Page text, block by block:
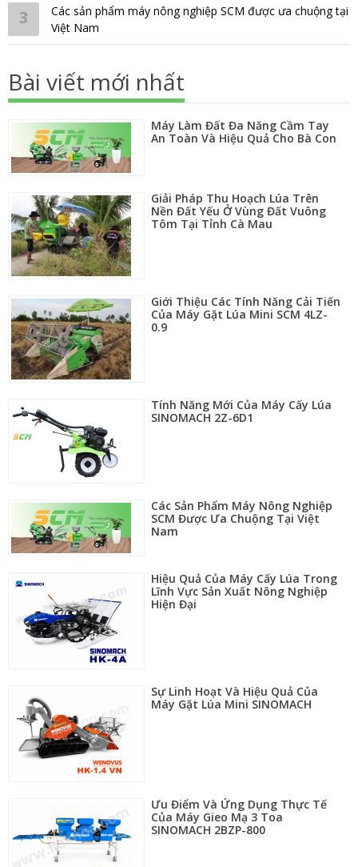
3
Các sản phẩm máy nông nghiệp SCM được ưa chuộng tại
Việt Nam
Bài viết mới nhất
Máy Làm Đất Đa Năng Cầm Tay
An Toàn Và Hiệu Quả Cho Bà Con
Giải Pháp Thu Hoạch Lúa Trên
Nền Đất Yếu Ở Vùng Đất Vuông
Tôm Tại Tỉnh Cà Mau
Giới Thiệu Các Tính Năng Cải Tiến
Của Máy Gặt Lúa Mini SCM 4LZ-
0.9
Tính Năng Mới Của Máy Cấy Lúa
SINOMACH 2Z-6D1
Các Sản Phẩm Máy Nông Nghiệp
SCM Được Ưa Chuộng Tại Việt
Nam
Hiệu Quả Của Máy Cấy Lúa Trong
Lĩnh Vực Sản Xuất Nông Nghiệp
Hiện Đại
Sự Linh Hoạt Và Hiệu Quả Của
Máy Gặt Lúa Mini SINOMACH
Ưu Điểm Và Ứng Dụng Thực Tế
Của Máy Gieo Mạ 3 Toa
SINOMACH 2BZP-800